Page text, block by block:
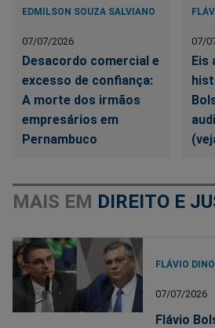
EDMILSON SOUZA SALVIANO
07/07/2026
Desacordo comercial e
excesso de confiança:
A morte dos irmãos
empresários em
Pernambuco
07/
Eis
MAIS EM DIREITO E
FLÁVIO DINO
07/07/2026
Flávio